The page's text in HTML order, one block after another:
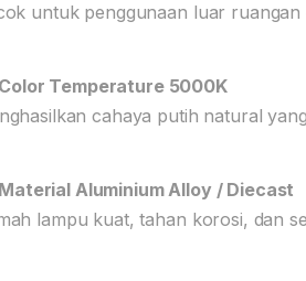
untuk penggunaan luar
Temperature 5000K
cahaya putih natural
Aluminium Alloy / Diecast
lampu kuat, tahan korosi, dan